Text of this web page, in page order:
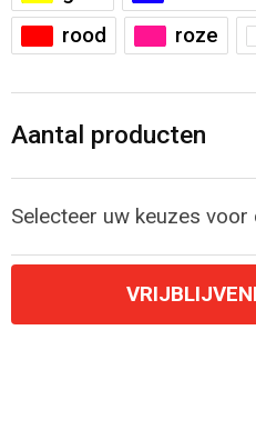
rood
roze
Aantal producten
Selecteer uw keuzes